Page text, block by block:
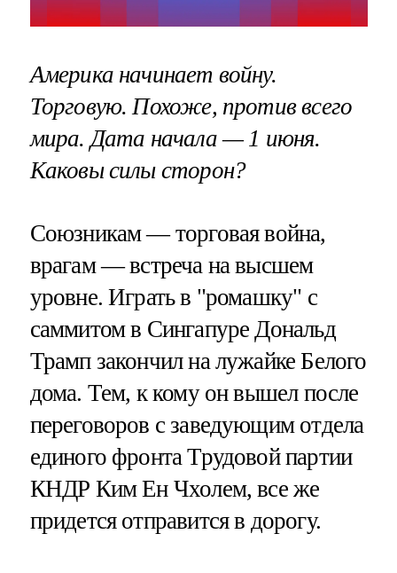
Америка начинает войну.
Торговую. Похоже, против всего
мира. Дата начала — 1 июня.
Каковы силы сторон?
Союзникам — торговая война,
врагам — встреча на высшем
уровне. Играть в "ромашку" с
саммитом в Сингапуре Дональд
Трамп закончил на лужайке Белого
дома. Тем, к кому он вышел после
переговоров с заведующим отдела
единого фронта Трудовой партии
КНДР Ким Ен Чхолем, все же
придется отправится в дорогу.